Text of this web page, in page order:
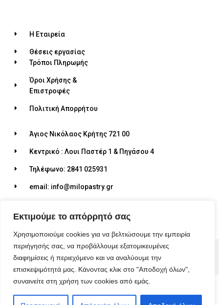
Εκτιμούμε το απόρρητό σας
Χρησιμοποιούμε cookies για να βελτιώσουμε την εμπειρία
περιήγησής σας, να προβάλλουμε εξατομικευμένες
διαφημίσεις ή περιεχόμενο και να αναλύουμε την
επισκεψιμότητά μας. Κάνοντας κλικ στο "Αποδοχή όλων",
συναινείτε στη χρήση των cookies από εμάς.
Η Εταιρεία
Θέσεις εργασίας
Τρόποι Πληρωμής
Όροι Χρήσης &
Επιστροφές
Πολιτική Απορρήτου
Άγιος Νικόλαος Κρήτης 721 00
Κεντρικό : Λουι Παστέρ 1 & Πηγάσου 4
Τηλέφωνο: 2841 025931
email: info@milopastry.gr
© 2026 ALL RIGHTS RESERVED​